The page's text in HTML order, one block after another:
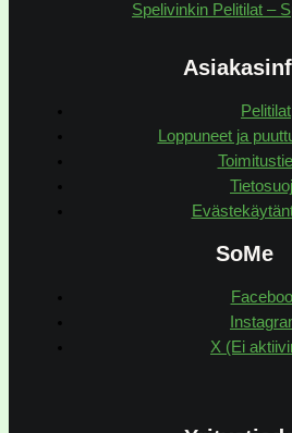
Spelivinkin Pelitilat –
Pelitilat
Loppuneet ja
SoMe
X (Ei